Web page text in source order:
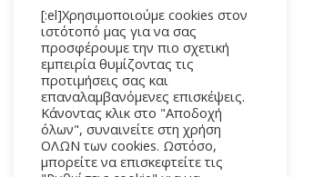
Καθαρό
Και
Ακριβές
Σβήσιμο
1.90€
[:el]Χρησιμοποιούμε cookies στον
ιστότοπό μας για να σας
προσφέρουμε την πιο σχετική
εμπειρία θυμίζοντας τις
προτιμήσεις σας και
επαναλαμβανόμενες επισκέψεις.
Κάνοντας κλικ στο "Αποδοχή
όλων", συναινείτε στη χρήση
ΟΛΩΝ των cookies. Ωστόσο,
μπορείτε να επισκεφτείτε τις